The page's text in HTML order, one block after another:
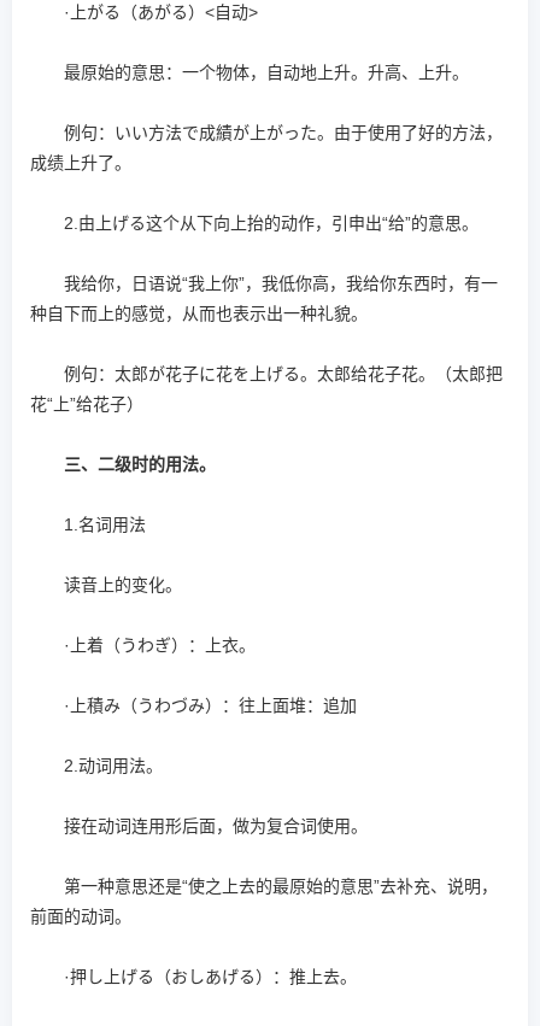
·上がる（あがる）<自动>
最原始的意思：一个物体，自动地上升。升高、上升。
例句：いい方法で成績が上がった。由于使用了好的方法，
成绩上升了。
2.由上げる这个从下向上抬的动作，引申出“给”的意思。
我给你，日语说“我上你”，我低你高，我给你东西时，有一
种自下而上的感觉，从而也表示出一种礼貌。
例句：太郎が花子に花を上げる。太郎给花子花。（太郎把
花“上”给花子）
三、二级时的用法。
1.名词用法
读音上的变化。
·上着（うわぎ）：上衣。
·上積み（うわづみ）：往上面堆：追加
2.动词用法。
接在动词连用形后面，做为复合词使用。
第一种意思还是“使之上去的最原始的意思”去补充、说明，
前面的动词。
·押し上げる（おしあげる）：推上去。